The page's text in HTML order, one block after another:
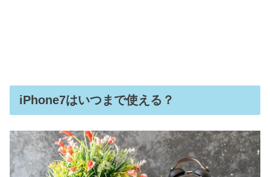
iPhone7はいつまで使える？